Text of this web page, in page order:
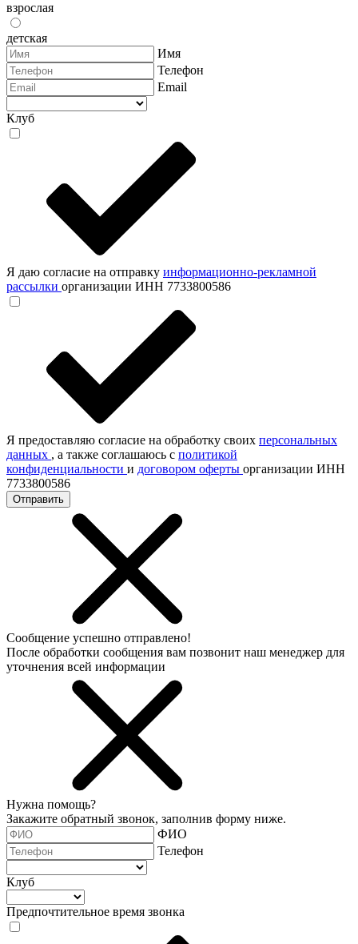
взрослая
детская
Имя
Телефон
Email
Клуб
Я даю согласие на отправку информационно-рекламной
рассылки организации ИНН 7733800586
Я предоставляю согласие на обработку своих персональных
данных , а также соглашаюсь с политикой
конфиденциальности и договором оферты организации ИНН
7733800586
Отправить
Сообщение успешно отправлено!
После обработки сообщения вам позвонит наш менеджер для
уточнения всей информации
Нужна помощь?
Закажите обратный звонок, заполнив форму ниже.
ФИО
Телефон
Клуб
Предпочтительное время звонка